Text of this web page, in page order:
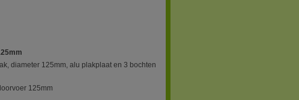
diameter 125mm, alu plakplaat en 3 bochten
125mm